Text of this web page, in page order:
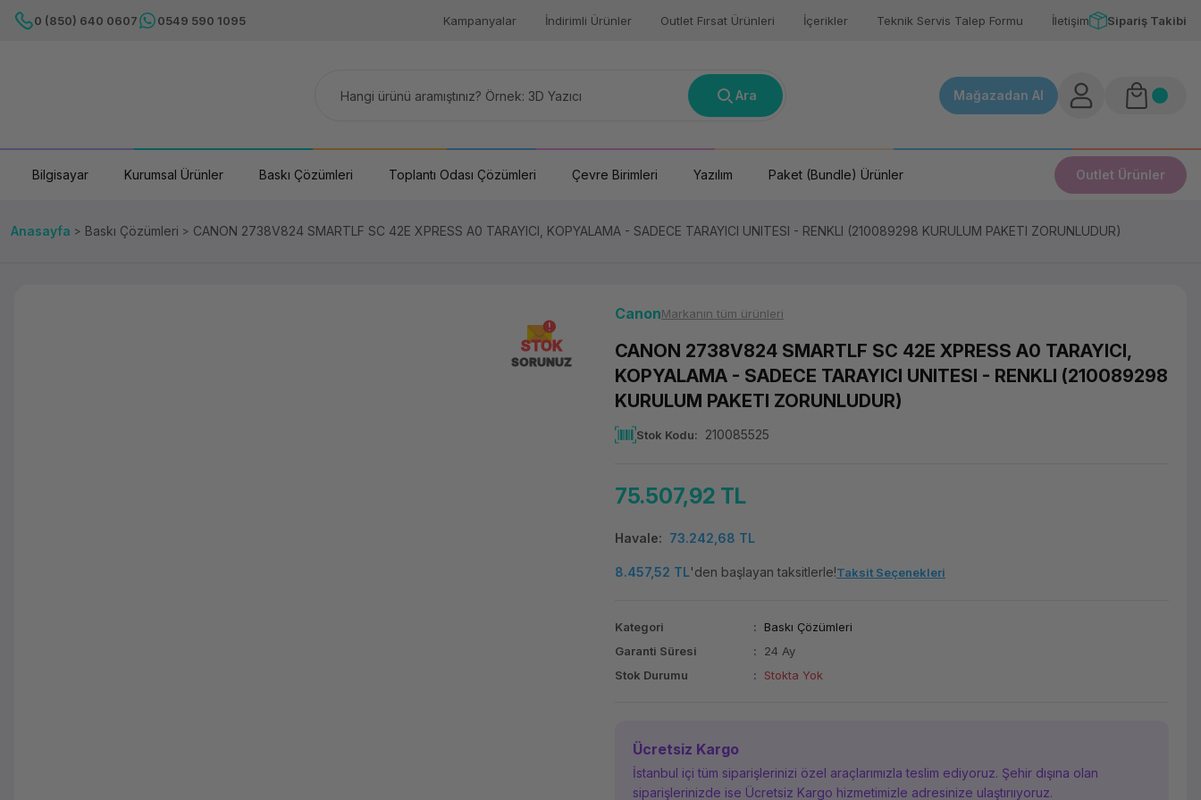
0 (850) 640 0607 0549 590 1095 Kampanyalar İndirimli Ürünler Outlet Fırsat Ürünleri İçerikler Teknik Servis Talep Formu İletişim Sipariş Takibi
Ara Mağazadan Al
Bilgisayar Kurumsal Ürünler Baskı Çözümleri Toplantı Odası Çözümleri Çevre Birimleri Yazılım Paket (Bundle) Ürünler Outlet Ürünler
Anasayfa Baskı Çözümleri CANON 2738V824 SMARTLF SC 42E XPRESS A0 TARAYICI, KOPYALAMA - SADECE TARAYICI UNITESI - RENKLI (210089298 KURULUM PAKETI ZORUNLUDUR)
STOK
SORUNUZ
CanonMarkanın tüm ürünleri
CANON 2738V824 SMARTLF SC 42E XPRESS A0 TARAYICI,
KOPYALAMA - SADECE TARAYICI UNITESI - RENKLI (210089298
KURULUM PAKETI ZORUNLUDUR)
Stok Kodu 210085525
75.507,92 TL
Havale 73.242,68 TL
8.457,52 TL'den başlayan taksitlerle!Taksit Seçenekleri
Kategori
Baskı Çözümleri
Garanti Süresi
24 Ay
Stok Durumu
Stokta Yok
Ücretsiz Kargo
İstanbul içi tüm siparişlerinizi özel araçlarımızla teslim ediyoruz. Şehir dışına olan
siparişlerinizde ise Ücretsiz Kargo hizmetimizle adresinize ulaştırııyoruz.